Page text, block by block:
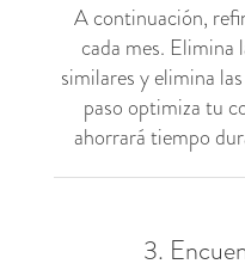
A continuación,
cada mes. Elimina
similares y elimina
paso optimiza tu
ahorrará tiempo
3.